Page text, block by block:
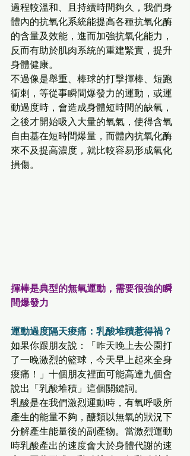
過程較溫和、且持續時間夠久，我們身
體內的抗氧化系統能提高各種抗氧化酶
的含量及效能，進而加強抗氧化能力，
反而有助於肌肉系統的重建緊實，提升
身體健康。
不過像是舉重、棒球的打擊揮棒、短跑
衝刺，等從事瞬間爆發力的運動，或運
動過度時，會造成身體短時間的缺氧，
之後才開始吸入大量的氧氣，使得含氧
自由基在短時間爆量，而體內抗氧化酶
來不及提高濃度，就比較容易形成氧化
損傷。
揮棒是典型的無氧運動，需要很強的瞬
間爆發力
運動過度隔天痠痛：乳酸堆積惹得禍？
如果你跟朋友說：「昨天晚上去公園打
了一晚激烈的籃球，今天早上起來全身
痠痛！」十個朋友裡面可能高達九個會
說出「乳酸堆積」這個關鍵詞。
乳酸是在我們激烈運動時，有氧呼吸所
產生的能量不夠，醣類以無氧的狀況下
分解產生能量後的副產物。當激烈運動
時乳酸產出的速度會大於身體代謝的速